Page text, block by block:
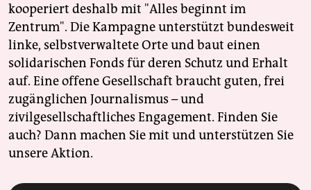
kooperiert deshalb mit "Alles beginnt im
Zentrum". Die Kampagne unterstützt bundesweit
linke, selbstverwaltete Orte und baut einen
solidarischen Fonds für deren Schutz und Erhalt
auf. Eine offene Gesellschaft braucht guten, frei
zugänglichen Journalismus – und
zivilgesellschaftliches Engagement. Finden Sie
auch? Dann machen Sie mit und unterstützen Sie
unsere Aktion.